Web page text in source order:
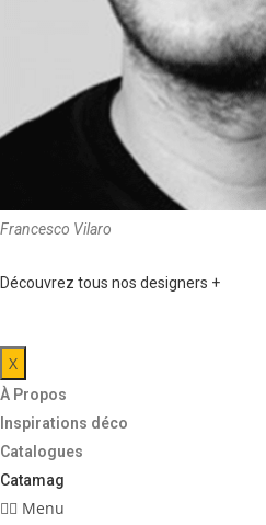
Francesco Vilaro
Découvrez tous nos designers +
X
À Propos
Inspirations déco
Catalogues
Catamag
Menu